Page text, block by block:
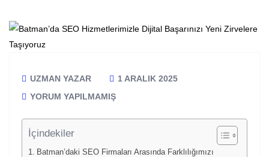
UZMAN YAZAR
1 ARALIK 2025
YORUM YAPILMAMIŞ
İçindekiler
Batman’daki SEO Firmaları Arasında Farklılığımızı